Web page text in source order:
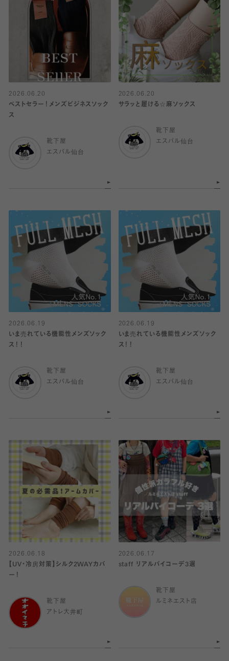
2026.06.20
ベストセラー！メンズビジネスソック
ス
靴下屋
エスパル仙台
2026.06.20
サラッと履ける☆麻ソックス
靴下屋
エスパル仙台
2026.06.19
いま売れている機能性メンズソック
ス！！
靴下屋
エスパル仙台
2026.06.19
いま売れている機能性メンズソック
ス！！
靴下屋
エスパル仙台
2026.06.18
【UV・冷房対策】シルク2WAYカバ
ー！
靴下屋
アトレ大井町
2026.06.17
staff リアルバイコーデ3選
靴下屋
ルミネエスト店